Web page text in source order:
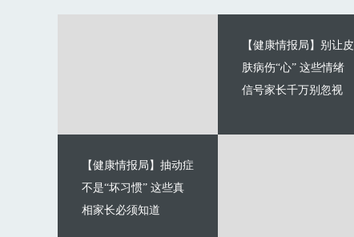
【健康情报局】别让皮
肤病伤“心” 这些情绪
信号家长千万别忽视
【健康情报局】抽动症
不是“坏习惯” 这些真
相家长必须知道